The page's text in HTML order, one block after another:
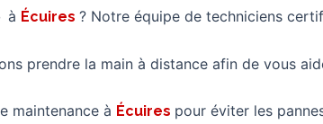
à Écuires ? Notre équipe de techniciens
prendre la main à distance afin de vous
maintenance à Écuires pour éviter les